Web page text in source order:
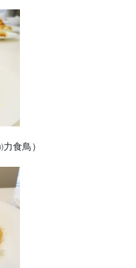
食鳥）